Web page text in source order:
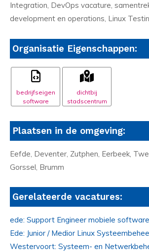
Integration, DevOps vacature,
development en operations, Linux
Organisatie Eigenschappen:
bedrijfseigen
software
dichtbij
stadscentrum
Plaatsen in de omgeving:
Eefde, Deventer, Zutphen, Eerbeek,
Gorssel, Brumm
Gerelateerde vacatures:
ede: Support Engineer mobiele
Ede: Junior / Medior Linux
Westervoort: Systeem- en